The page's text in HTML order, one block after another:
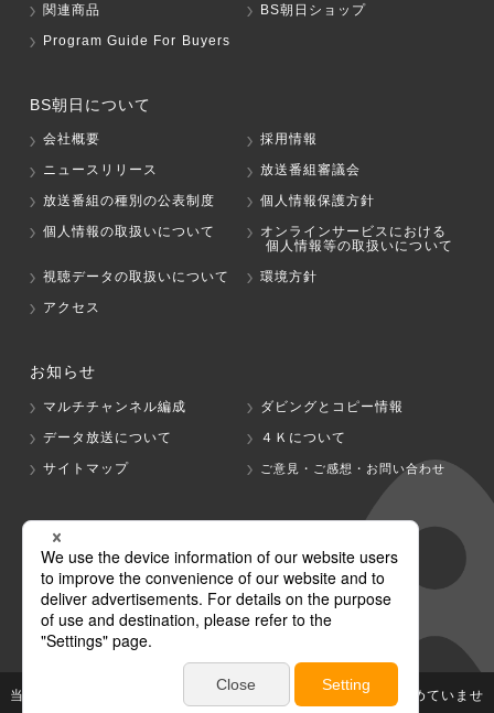
関連商品
BS朝日ショップ
Program Guide For Buyers
BS朝日について
会社概要
採用情報
ニュースリリース
放送番組審議会
放送番組の種別の公表制度
個人情報保護方針
個人情報の取扱いについて
オンラインサービスにおける
個人情報等の取扱いについて
視聴データの取扱いについて
環境方針
アクセス
お知らせ
マルチチャンネル編成
ダビングとコピー情報
データ放送について
４Ｋについて
サイトマップ
ご意見・ご感想・お問い合わせ
グループ会社
テレビ朝日 テレ朝チャンネル
当社が著作権、著作隣接権を有する放送番組等の無断利用は認めていませ
ん。